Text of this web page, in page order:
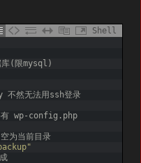
Shell
库(限mysql)
不然无法用ssh登录
有 wp-config.php
为当前目录